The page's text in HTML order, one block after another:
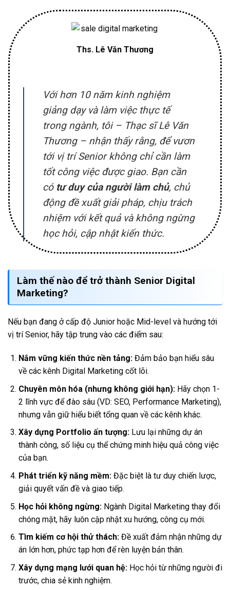
Ths. Lê Văn Thương
Với hơn 10 năm kinh nghiệm
giảng dạy và làm việc thực tế
trong ngành, tôi – Thạc sĩ Lê Văn
Thương – nhận thấy rằng, để vươn
tới vị trí Senior không chỉ cần làm
tốt công việc được giao. Bạn cần
có tư duy của người làm chủ, chủ
động đề xuất giải pháp, chịu trách
nhiệm với kết quả và không ngừng
học hỏi, cập nhật kiến thức.
Làm thế nào để trở thành Senior Digital
Marketing?
Nếu bạn đang ở cấp độ Junior hoặc Mid-level và hướng tới
vị trí Senior, hãy tập trung vào các điểm sau:
Nắm vững kiến thức nền tảng:Đảm bảo bạn hiểu sâu
về các kênh Digital Marketing cốt lõi.
Chuyên môn hóa (nhưng không giới hạn):Hãy chọn 1-
2 lĩnh vực để đào sâu (VD: SEO, Performance Marketing),
nhưng vẫn giữ hiểu biết tổng quan về các kênh khác.
Xây dựng Portfolio ấn tượng:Lưu lại những dự án
thành công, số liệu cụ thể chứng minh hiệu quả công việc
của bạn.
Phát triển kỹ năng mềm:Đặc biệt là tư duy chiến lược,
giải quyết vấn đề và giao tiếp.
Học hỏi không ngừng:Ngành Digital Marketing thay đổi
chóng mặt, hãy luôn cập nhật xu hướng, công cụ mới.
Tìm kiếm cơ hội thử thách:Đề xuất đảm nhận những dự
án lớn hơn, phức tạp hơn để rèn luyện bản thân.
Xây dựng mạng lưới quan hệ:Học hỏi từ những người đi
trước, chia sẻ kinh nghiệm.